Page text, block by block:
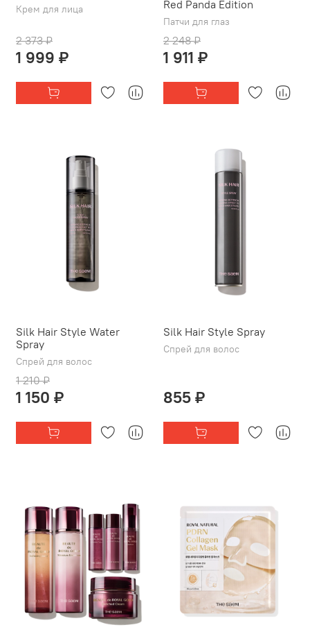
Крем для лица
2 373 ₽
1 999 ₽
Red Panda Edition
Патчи для глаз
2 248 ₽
1 911 ₽
Silk Hair Style Water
Spray
Спрей для волос
1 210 ₽
1 150 ₽
Silk Hair Style Spray
Спрей для волос
855 ₽